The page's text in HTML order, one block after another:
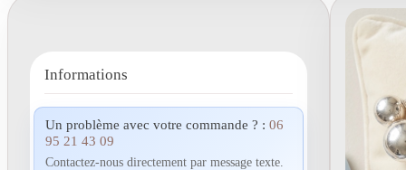
Informations
Un problème avec votre commande ? : 06
95 21 43 09
Contactez-nous directement par message texte.